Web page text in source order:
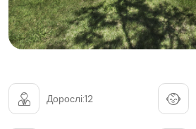
Дорослі:12